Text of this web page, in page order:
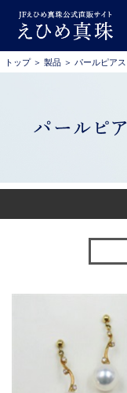
トップ ＞ 製品 ＞ パールピアス